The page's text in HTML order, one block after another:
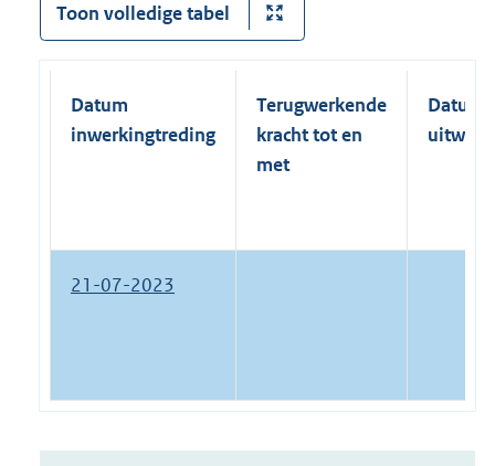
Toon volledige tabel
Datum
inwerkingtreding
Terugwerkende
kracht tot en
met
Datum
21-07-2023